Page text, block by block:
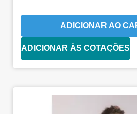
ADICIONAR AO
ADICIONAR ÀS COTAÇÕES